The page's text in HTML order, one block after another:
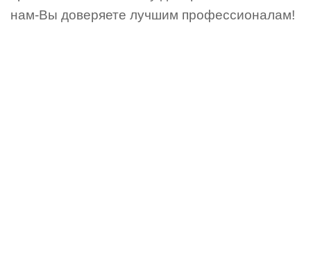
нам-Вы доверяете лучшим профессионалам!